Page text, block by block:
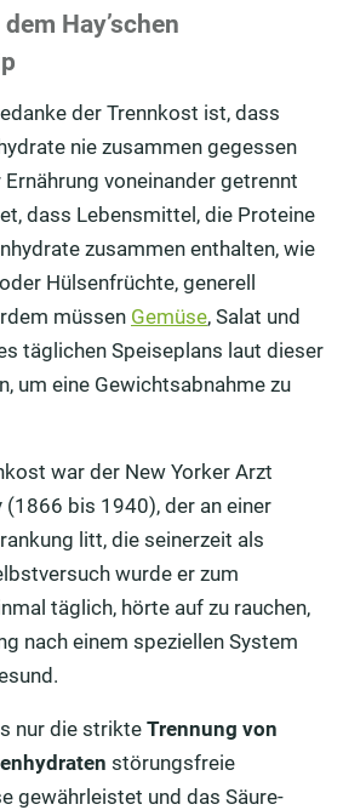
Hay’schen
der Trennkost ist, dass
nie zusammen gegessen
voneinander getrennt
dass Lebensmittel, die Proteine
zusammen enthalten, wie
Hülsenfrüchte, generell
müssen Gemüse, Salat und
täglichen Speiseplans laut dieser
um eine Gewichtsabnahme zu
war der New Yorker Arzt
bis 1940), der an einer
litt, die seinerzeit als
wurde er zum
täglich, hörte auf zu rauchen,
nach einem speziellen System
nur die strikte Trennung von
störungsfreie
gewährleistet und das Säure-